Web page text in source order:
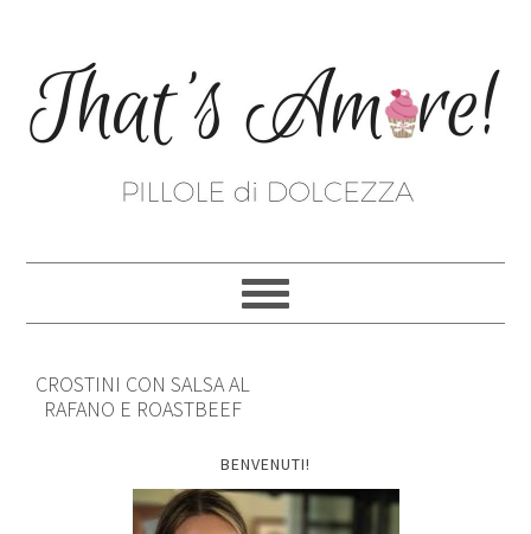
CROSTINI CON SALSA AL
RAFANO E ROASTBEEF
BENVENUTI!